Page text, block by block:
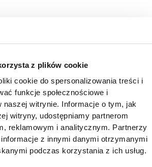
z plików cookie
cookie do spersonalizowania treści i
funkcje społecznościowe i
naszej witrynie. Informacje o tym, jak
witryny, udostępniamy partnerom
reklamowym i analitycznym. Partnerzy
informacje z innymi danymi otrzymanymi
podczas korzystania z ich usług.